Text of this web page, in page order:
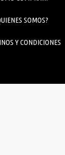
SOMOS?
Y CONDICIONES